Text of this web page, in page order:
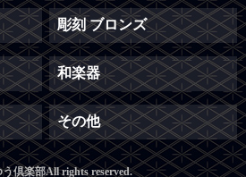
彫刻 ブロンズ
和楽器
その他
倶楽部All rights reserved.